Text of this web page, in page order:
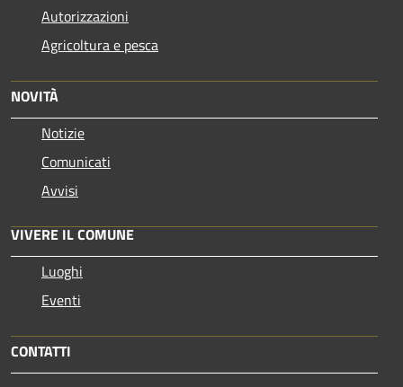
Autorizzazioni
Agricoltura e pesca
NOVITÀ
Notizie
Comunicati
Avvisi
VIVERE IL COMUNE
Luoghi
Eventi
CONTATTI